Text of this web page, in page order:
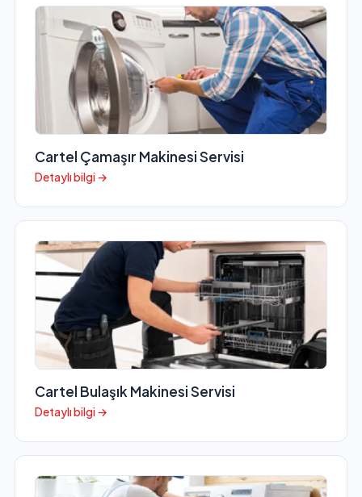
Cartel Çamaşır Makinesi Servisi
Detaylı bilgi →
Cartel Bulaşık Makinesi Servisi
Detaylı bilgi →